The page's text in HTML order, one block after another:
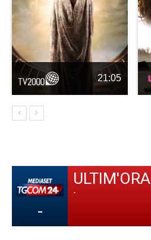
21:05
-
ULTIM'ORA
-